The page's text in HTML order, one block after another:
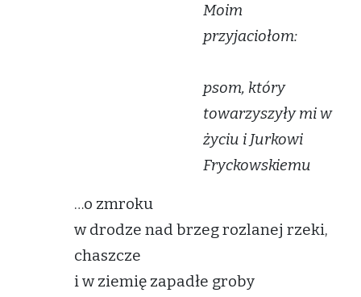
Moim
psom, który
towarzyszyły mi w
życiu i Jurkowi
Fryckowskiemu
…o zmroku
w drodze nad brzeg rozlanej rzeki,
chaszcze
i w ziemię zapadłe groby